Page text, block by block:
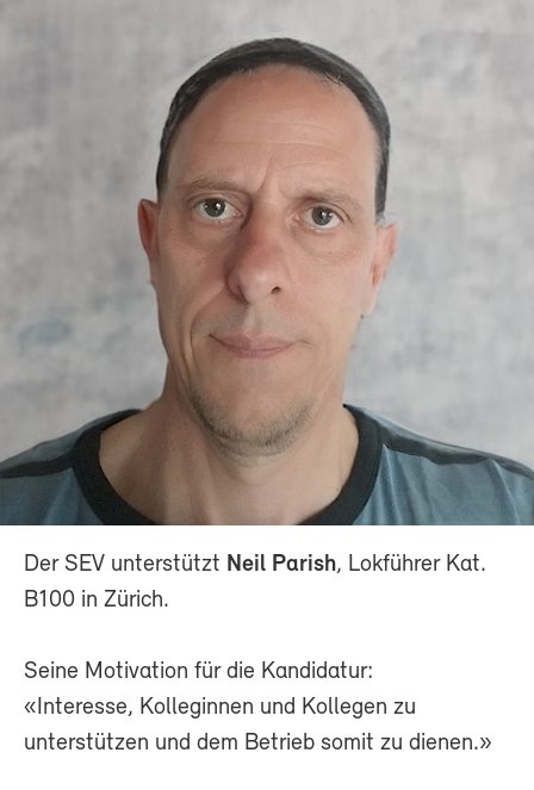
Der SEV unterstützt Neil Parish, Lokführer Kat.
B100 in Zürich.
Seine Motivation für die Kandidatur:
«Interesse, Kolleginnen und Kollegen zu
unterstützen und dem Betrieb somit zu dienen.»